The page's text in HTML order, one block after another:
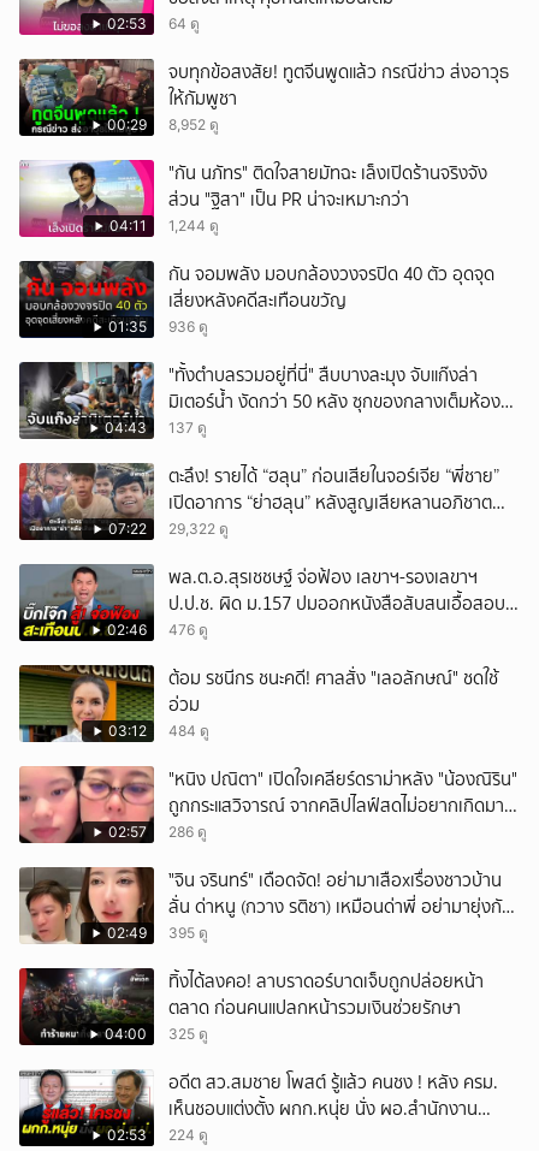
02:53 64 ดู
00:29
จบทุกข้อสงสัย! ทูตจีนพูดแล้ว กรณีข่าว ส่งอาวุธ
ให้กัมพูชา
8,952 ดู
04:11
"กัน นภัทร" ติดใจสายมัทฉะ เล็งเปิดร้านจริงจัง
ส่วน "ฐิสา" เป็น PR น่าจะเหมาะกว่า
1,244 ดู
01:35
กัน จอมพลัง มอบกล้องวงจรปิด 40 ตัว อุดจุด
เสี่ยงหลังคดีสะเทือนขวัญ
936 ดู
04:43
"ทั้งตำบลรวมอยู่ที่นี่" สืบบางละมุง จับแก๊งล่า
มิเตอร์น้ำ งัดกว่า 50 หลัง ซุกของกลางเต็มห้อง
สารภาพขายหาเงินซื้อยา จ.ชลบุรี
137 ดู
07:22
ตะลึง! รายได้ “ฮลุน” ก่อนเสียในจอร์เจีย “พี่ชาย”
เปิดอาการ “ย่าฮลุน” หลังสูญเสียหลานอภิชาต
บุตร!
29,322 ดู
02:46
พล.ต.อ.สุรเชชษฐ์ จ่อฟ้อง เลขาฯ-รองเลขาฯ
ป.ป.ช. ผิด ม.157 ปมออกหนังสือสับสนเอื้อสอบ
คดีซ้ำซ้อน
476 ดู
03:12
ต้อม รชนีกร ชนะคดี! ศาลสั่ง "เลอลักษณ์" ชดใช้
อ่วม
484 ดู
02:57
"หนิง ปณิตา" เปิดใจเคลียร์ดราม่าหลัง "น้องณิริน"
ถูกกระแสวิจารณ์ จากคลิปไลฟ์สดไม่อยากเกิดมา
หน้าเหมือนพ่อ
286 ดู
02:49
ั่"จิน จรินทร์" เดือดจัด! อย่ามาเสือxเรื่องชาวบ้าน
ลั่น ด่าหนู (กวาง รติชา) เหมือนด่าพี่ อย่ามายุ่งกับ
คนของผม จบ!!!
395 ดู
04:00
ทิ้งได้ลงคอ! ลาบราดอร์บาดเจ็บถูกปล่อยหน้า
ตลาด ก่อนคนแปลกหน้ารวมเงินช่วยรักษา
325 ดู
02:53
อดีต สว.สมชาย โพสต์ รู้แล้ว คนชง ! หลัง ครม.
เห็นชอบแต่งตั้ง ผกก.หนุ่ย นั่ง ผอ.สำนักงาน
ป.ย.ป.
224 ดู